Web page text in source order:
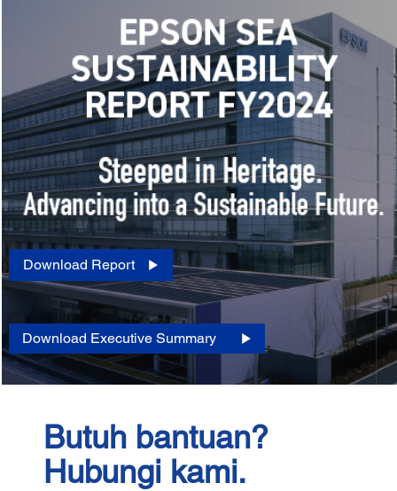
Download Report
Download Executive Summary
Butuh bantuan?
Hubungi kami.